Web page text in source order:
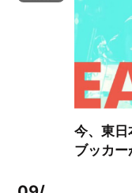
今、東日
ブッカー